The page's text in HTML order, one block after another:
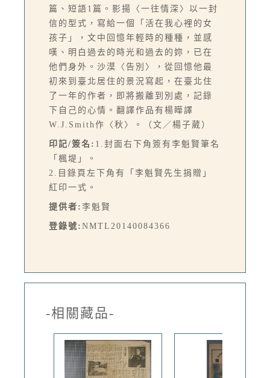
篇、短語1篇。影揚〈一往情深〉以一封
信的型式，寫給一個「活在我心裡的女
孩子」，文中回憶年輕時的種種，並感
嘆、明白過去的時光和過去的妳，已在
他們身外。沙漠〈告別〉，從回憶他最
初來到臺北居住的景況寫起，在臺北住
了一年的作者，即將搬離到別處，記錄
下自己的心情。翻譯作品有楊瞱譯
W.J.Smith作〈秋〉。（文／楊子葳）
印記/簽名: 1.封面右下角簽有李魁賢筆名
「楓堤」。
2.目錄頁左下角有「李魁賢先生捐贈」
紅印一式。
提供者: 李魁賢
登錄號: NMTL20140084366
-相關藏品-